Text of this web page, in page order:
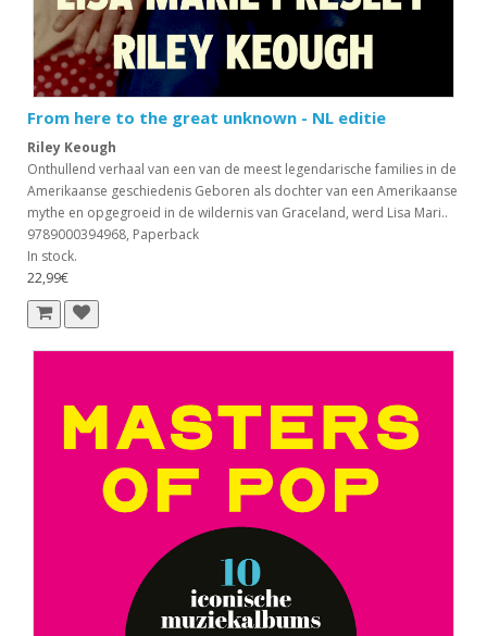
From here to the great unknown - NL editie
Riley Keough
Onthullend verhaal van een van de meest legendarische families in de
Amerikaanse geschiedenis Geboren als dochter van een Amerikaanse
mythe en opgegroeid in de wildernis van Graceland, werd Lisa Mari..
9789000394968, Paperback
In stock.
22,99€